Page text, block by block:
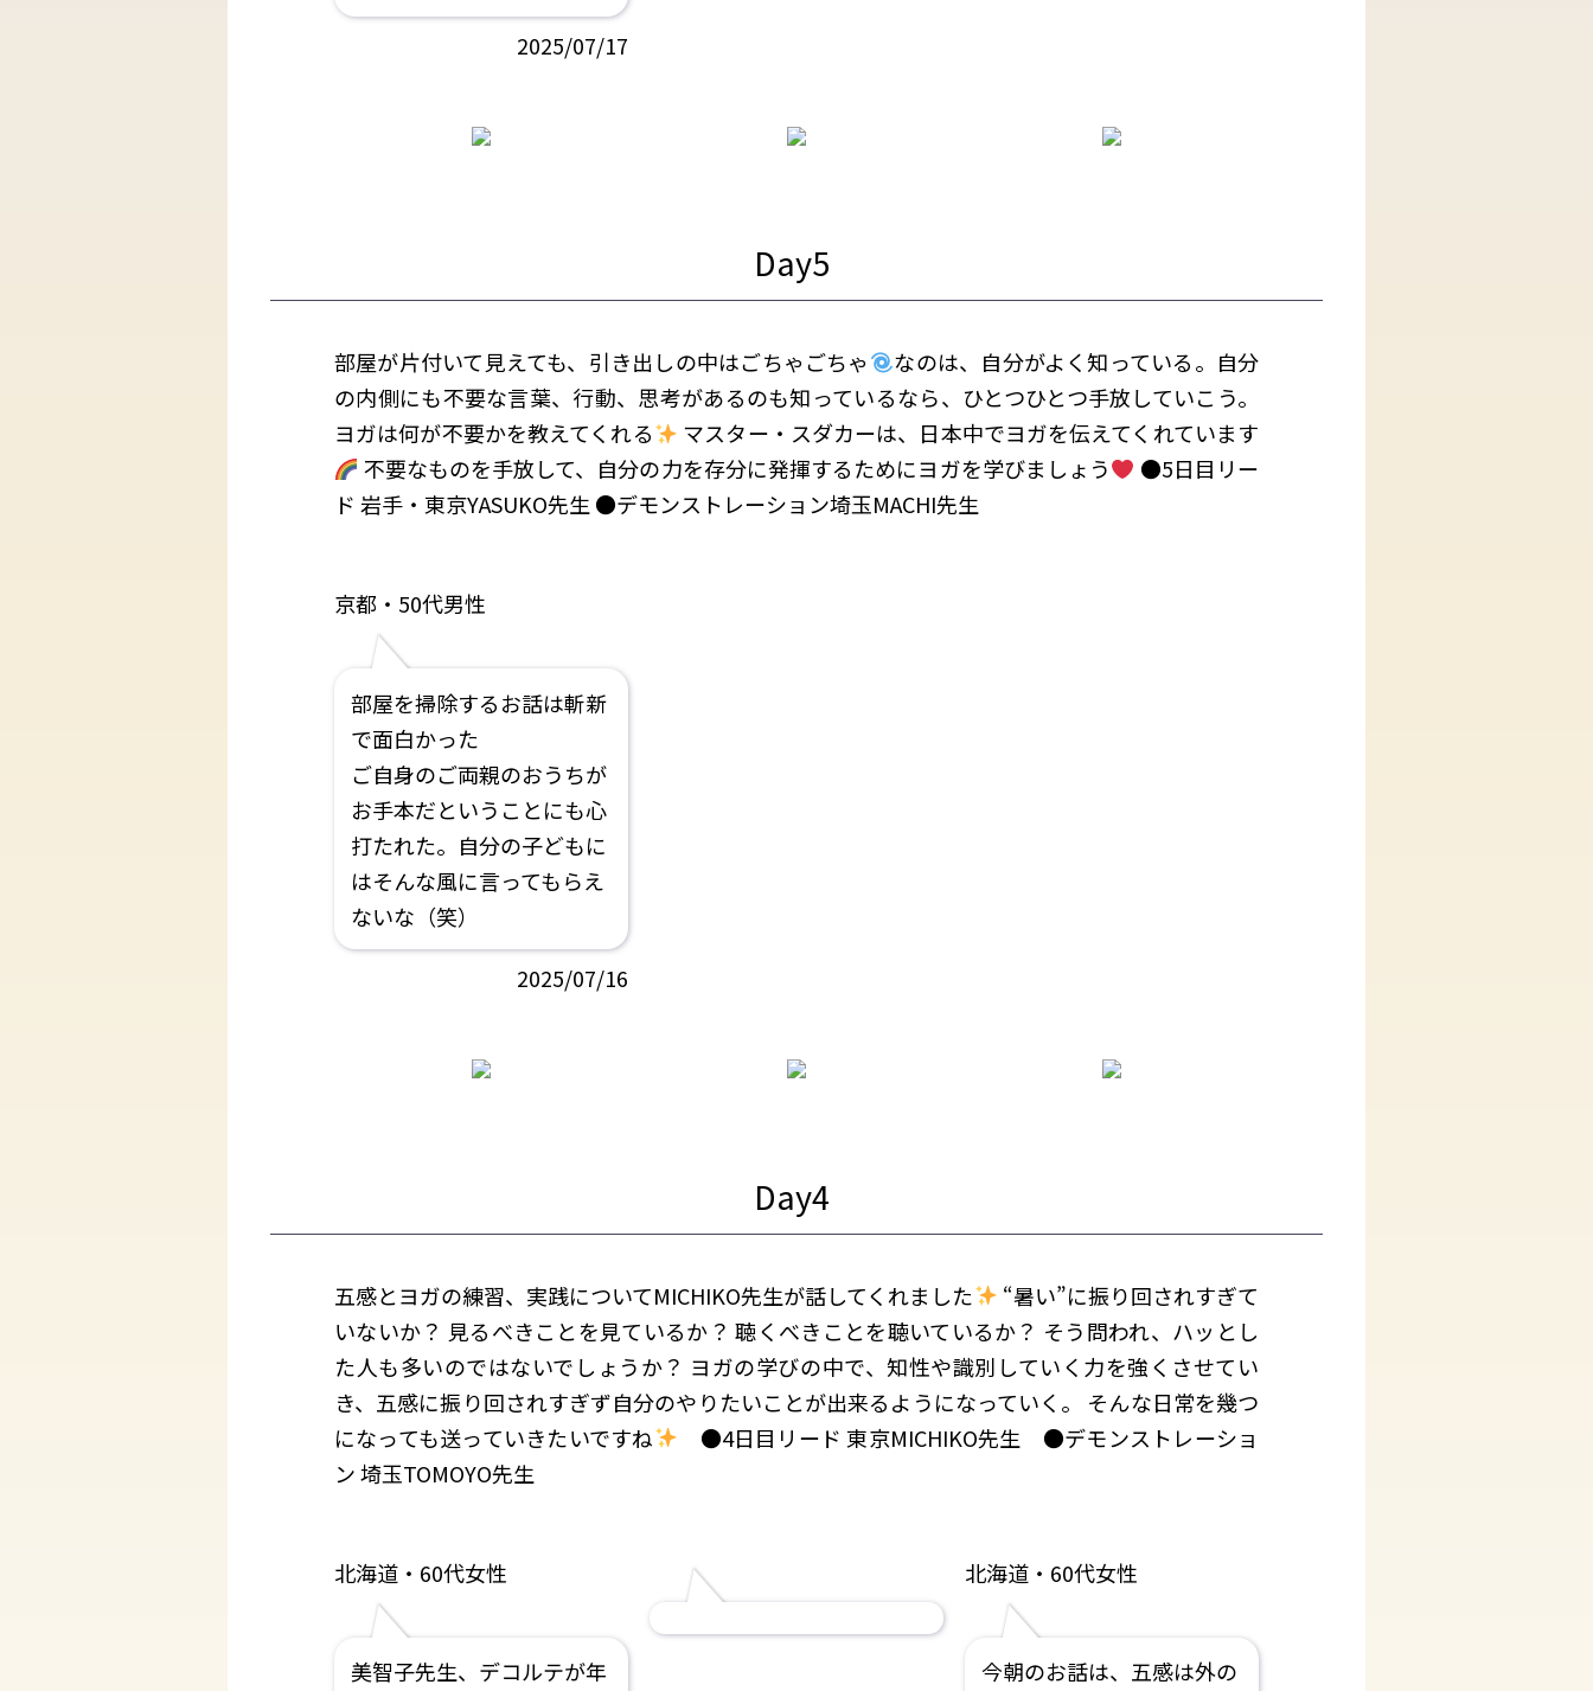
五感とヨガの練習、実践についてMICHIKO先生が話してくれました
“暑い”に振り回されすぎて
いないか？ 見るべきことを見ているか？ 聴くべきことを聴いているか？ そう問われ、ハッとし
た人も多いのではないでしょうか？ ヨガの学びの中で、知性や識別していく力を強くさせてい
き、五感に振り回されすぎず自分のやりたいことが出来るようになっていく。 そんな日常を幾つ
になっても送っていきたいですね
●4日目リード 東京MICHIKO先生 ●デモンストレーショ
ン 埼玉TOMOYO先生
北海道・60代女性
美智子先生、デコルテが年
北海道・60代女性
今朝のお話は、五感は外の
部屋が片付いて見えても、引き出しの中はごちゃごちゃ
なのは、自分がよく知っている。自分
の内側にも不要な言葉、行動、思考があるのも知っているなら、ひとつひとつ手放していこう。
ヨガは何が不要かを教えてくれる
マスター・スダカーは、日本中でヨガを伝えてくれています
不要なものを手放して、自分の力を存分に発揮するためにヨガを学びましょう
●5日目リー
ド 岩手・東京YASUKO先生 ●デモンストレーション埼玉MACHI先生
京都・50代男性
部屋を掃除するお話は斬新
で面白かった
ご自身のご両親のおうちが
お手本だということにも心
打たれた。自分の子どもに
はそんな風に言ってもらえ
ないな（笑）
2025/07/16
2025/07/17